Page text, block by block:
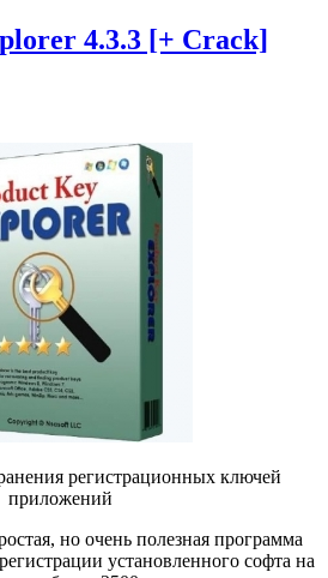
4.3.3 [+ Crack]
регистрационных ключей
приложений
но очень полезная программа
установленного софта на